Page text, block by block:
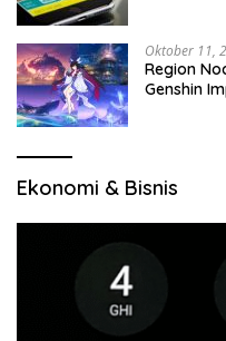
Oktober 11,
Region
Genshin
Ekonomi & Bisnis